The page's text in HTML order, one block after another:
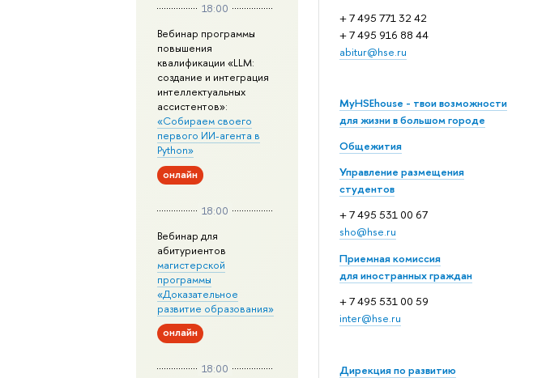
+ 7 495 771 32 42
+ 7 495 916 88 44
abitur@hse.ru
MyHSEhouse - твои возможности
для жизни в большом городе
Общежития
Управление размещения
студентов
+ 7 495 531 00 67
sho@hse.ru
Приемная комиссия
для иностранных граждан
+ 7 495 531 00 59
inter@hse.ru
Дирекция по развитию
18:00
Вебинар программы
повышения
квалификации «LLM:
создание и интеграция
интеллектуальных
ассистентов»:
«Собираем своего
первого ИИ-агента в
Python»
онлайн
18:00
Вебинар для
абитуриентов
магистерской
программы
«Доказательное
развитие образования»
онлайн
18:00